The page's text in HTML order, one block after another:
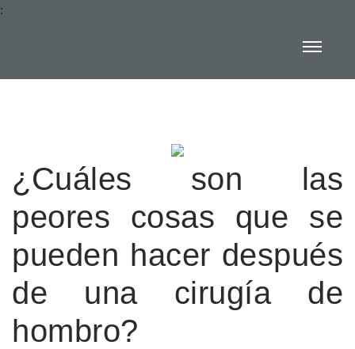
:
¿Cuáles son las
peores cosas que se
pueden hacer después
de una cirugía de
hombro?